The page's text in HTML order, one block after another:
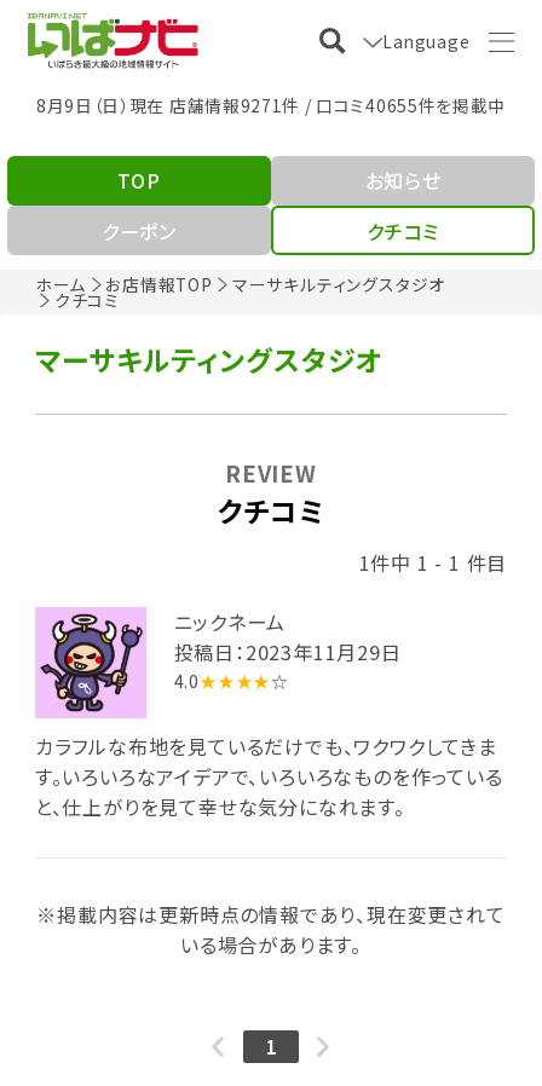
Language
8月9日（日）現在 店舗情報9271件 / 口コミ40655件を掲載中
ホーム お店情報TOP マーサキルティングスタジオ
クチコミ
TOP
お知らせ
クーポン
クチコミ
マーサキルティングスタジオ
クチコミ
REVIEW
1件中 1 - 1 件目
ニックネーム
投稿日：2023年11月29日
4.0★★★★☆
カラフルな布地を見ているだけでも、ワクワクしてきま
す。いろいろなアイデアで、いろいろなものを作っている
と、仕上がりを見て幸せな気分になれます。
※掲載内容は更新時点の情報であり、現在変更されて
いる場合があります。
1